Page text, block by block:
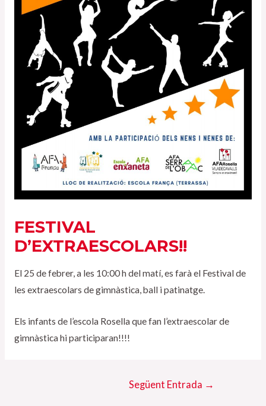
FESTIVAL
D’EXTRAESCOLARS!!
El 25 de febrer, a les 10:00 h del matí, es farà el Festival de
les extraescolars de gimnàstica, ball i patinatge.
Els infants de l’escola Rosella que fan l’extraescolar de
gimnàstica hi participaran!!!!
Següent Entrada →